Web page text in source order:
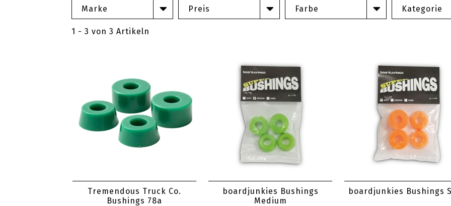
Marke Preis Farbe Kategorie
1 - 3 von 3 Artikeln
Tremendous Truck Co.
Bushings 78a
boardjunkies Bushings
Medium
boardjunkies Bushings